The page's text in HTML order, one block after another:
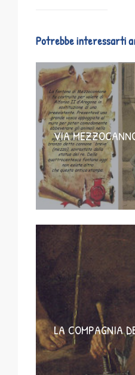
Potrebbe interessarti
VIA
LA COMPAGNIA